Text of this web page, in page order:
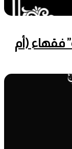
ﻓﻘﮭﺎء (أم